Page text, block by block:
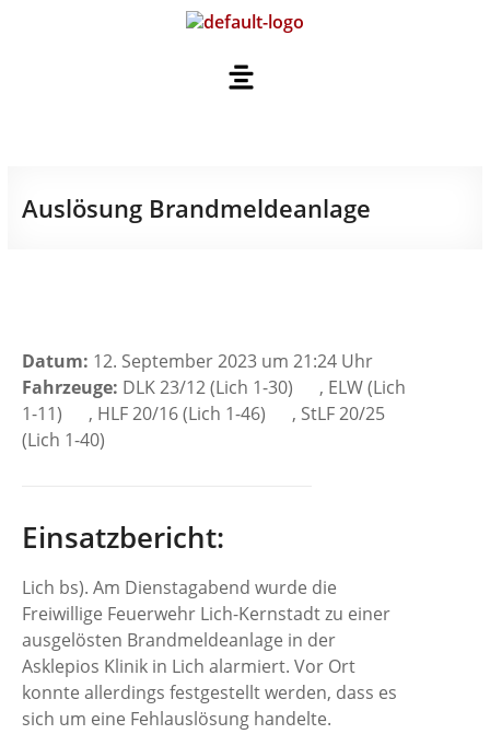
Auslösung Brandmeldeanlage
Datum: 12. September 2023 um 21:24 Uhr
Fahrzeuge: DLK 23/12 (Lich 1-30)
, ELW (Lich
1-11)
, HLF 20/16 (Lich 1-46)
, StLF 20/25
(Lich 1-40)
Einsatzbericht:
Lich bs). Am Dienstagabend wurde die
Freiwillige Feuerwehr Lich-Kernstadt zu einer
ausgelösten Brandmeldeanlage in der
Asklepios Klinik in Lich alarmiert. Vor Ort
konnte allerdings festgestellt werden, dass es
sich um eine Fehlauslösung handelte.